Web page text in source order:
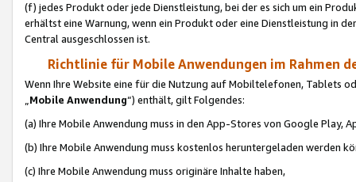
(f) jedes Produkt oder jede Dienstleistung, bei der es sich um ein
erhältst eine Warnung, wenn ein Produkt oder eine Dienstleistung in
Central ausgeschlossen ist.
Richtlinie für Mobile Anwendungen im Rahmen
Wenn Ihre Website eine für die Nutzung auf Mobiltelefonen, Tablets
„Mobile Anwendung“) enthält, gilt Folgendes:
(a) Ihre Mobile Anwendung muss in den App-Stores von Google Play,
(b) Ihre Mobile Anwendung muss kostenlos heruntergeladen werden
(c) Ihre Mobile Anwendung muss originäre Inhalte haben,